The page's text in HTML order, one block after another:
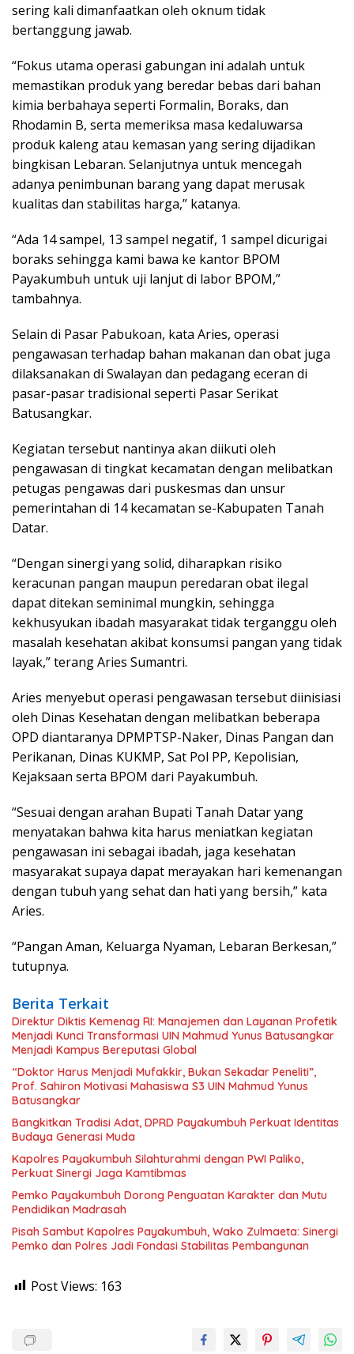
sering kali dimanfaatkan oleh oknum tidak
bertanggung jawab.
“Fokus utama operasi gabungan ini adalah untuk
memastikan produk yang beredar bebas dari bahan
kimia berbahaya seperti Formalin, Boraks, dan
Rhodamin B, serta memeriksa masa kedaluwarsa
produk kaleng atau kemasan yang sering dijadikan
bingkisan Lebaran. Selanjutnya untuk mencegah
adanya penimbunan barang yang dapat merusak
kualitas dan stabilitas harga,” katanya.
“Ada 14 sampel, 13 sampel negatif, 1 sampel dicurigai
boraks sehingga kami bawa ke kantor BPOM
Payakumbuh untuk uji lanjut di labor BPOM,”
tambahnya.
Selain di Pasar Pabukoan, kata Aries, operasi
pengawasan terhadap bahan makanan dan obat juga
dilaksanakan di Swalayan dan pedagang eceran di
pasar-pasar tradisional seperti Pasar Serikat
Batusangkar.
Kegiatan tersebut nantinya akan diikuti oleh
pengawasan di tingkat kecamatan dengan melibatkan
petugas pengawas dari puskesmas dan unsur
pemerintahan di 14 kecamatan se-Kabupaten Tanah
Datar.
“Dengan sinergi yang solid, diharapkan risiko
keracunan pangan maupun peredaran obat ilegal
dapat ditekan seminimal mungkin, sehingga
kekhusyukan ibadah masyarakat tidak terganggu oleh
masalah kesehatan akibat konsumsi pangan yang tidak
layak,” terang Aries Sumantri.
Aries menyebut operasi pengawasan tersebut diinisiasi
oleh Dinas Kesehatan dengan melibatkan beberapa
OPD diantaranya DPMPTSP-Naker, Dinas Pangan dan
Perikanan, Dinas KUKMP, Sat Pol PP, Kepolisian,
Kejaksaan serta BPOM dari Payakumbuh.
“Sesuai dengan arahan Bupati Tanah Datar yang
menyatakan bahwa kita harus meniatkan kegiatan
pengawasan ini sebagai ibadah, jaga kesehatan
masyarakat supaya dapat merayakan hari kemenangan
dengan tubuh yang sehat dan hati yang bersih,” kata
Aries.
“Pangan Aman, Keluarga Nyaman, Lebaran Berkesan,”
tutupnya.
Berita Terkait
Direktur Diktis Kemenag RI: Manajemen dan Layanan Profetik
Menjadi Kunci Transformasi UIN Mahmud Yunus Batusangkar
Menjadi Kampus Bereputasi Global
“Doktor Harus Menjadi Mufakkir, Bukan Sekadar Peneliti”,
Prof. Sahiron Motivasi Mahasiswa S3 UIN Mahmud Yunus
Batusangkar
Bangkitkan Tradisi Adat, DPRD Payakumbuh Perkuat Identitas
Budaya Generasi Muda
Kapolres Payakumbuh Silahturahmi dengan PWI Paliko,
Perkuat Sinergi Jaga Kamtibmas
Pemko Payakumbuh Dorong Penguatan Karakter dan Mutu
Pendidikan Madrasah
Pisah Sambut Kapolres Payakumbuh, Wako Zulmaeta: Sinergi
Pemko dan Polres Jadi Fondasi Stabilitas Pembangunan
Post Views: 163